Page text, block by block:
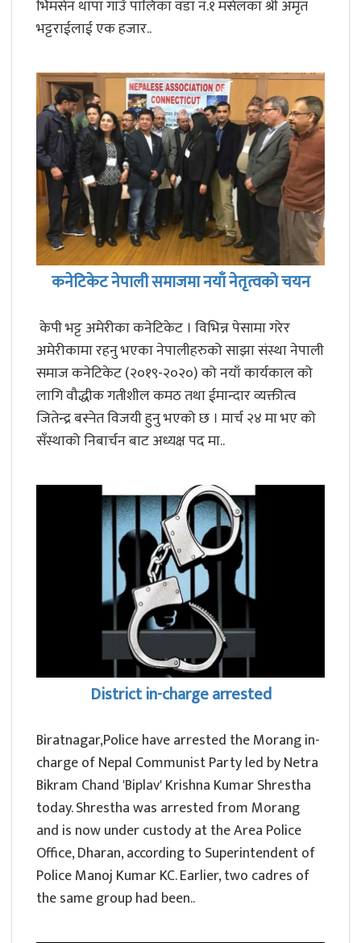
भिमसेन थापा गाउँ पालिका वडा नं.१ मसेलका श्री अमृत
भट्टराईलाई एक हजार..
कनेटिकेट नेपाली समाजमा नयाँ नेतृत्वको चयन
केपी भट्ट अमेरीका कनेटिकेट । विभिन्न पेसामा गरेर
अमेरीकामा रहनु भएका नेपालीहरुको साझा संस्था नेपाली
समाज कनेटिकेट (२०१९-२०२०) को नयाँ कार्यकाल को
लागि वौद्धीक गतीशील कमठ तथा ईमान्दार व्यक्तीत्व
जितेन्द्र बस्नेत विजयी हुनु भएको छ । मार्च २४ मा भए को
सँस्थाको निबार्चन बाट अध्यक्ष पद मा..
District in-charge arrested
Biratnagar,Police have arrested the Morang in-
charge of Nepal Communist Party led by Netra
Bikram Chand 'Biplav' Krishna Kumar Shrestha
today. Shrestha was arrested from Morang
and is now under custody at the Area Police
Office, Dharan, according to Superintendent of
Police Manoj Kumar KC. Earlier, two cadres of
the same group had been..